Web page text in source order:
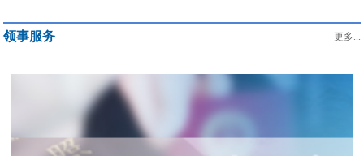
领事服务 更多...